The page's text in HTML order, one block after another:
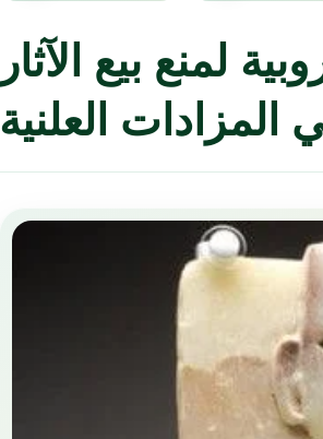
لمنع بيع الآثار
المزادات العلنية